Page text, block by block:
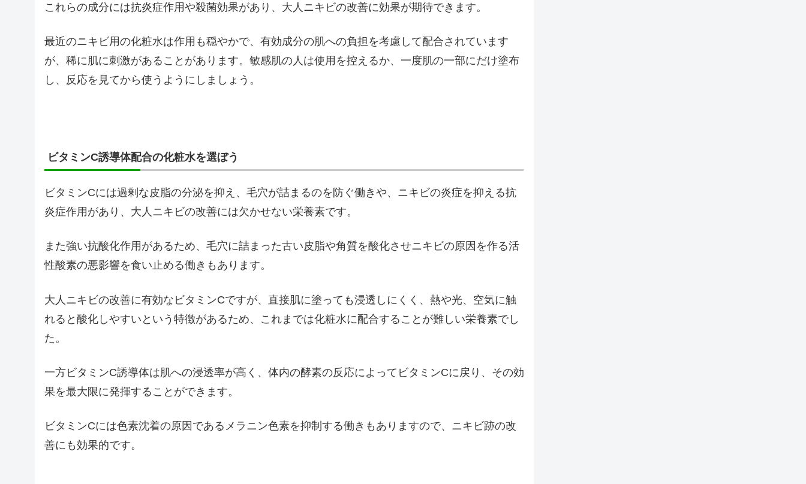
これらの成分には抗炎症作用や殺菌効果があり、大人ニキビの改善に効果が期待できます。
最近のニキビ用の化粧水は作用も穏やかで、有効成分の肌への負担を考慮して配合されています
が、稀に肌に刺激があることがあります。敏感肌の人は使用を控えるか、一度肌の一部にだけ塗布
し、反応を見てから使うようにしましょう。
ビタミンC誘導体配合の化粧水を選ぼう
ビタミンCには過剰な皮脂の分泌を抑え、毛穴が詰まるのを防ぐ働きや、ニキビの炎症を抑える抗
炎症作用があり、大人ニキビの改善には欠かせない栄養素です。
また強い抗酸化作用があるため、毛穴に詰まった古い皮脂や角質を酸化させニキビの原因を作る活
性酸素の悪影響を食い止める働きもあります。
大人ニキビの改善に有効なビタミンCですが、直接肌に塗っても浸透しにくく、熱や光、空気に触
れると酸化しやすいという特徴があるため、これまでは化粧水に配合することが難しい栄養素でし
た。
一方ビタミンC誘導体は肌への浸透率が高く、体内の酵素の反応によってビタミンCに戻り、その効
果を最大限に発揮することができます。
ビタミンCには色素沈着の原因であるメラニン色素を抑制する働きもありますので、ニキビ跡の改
善にも効果的です。